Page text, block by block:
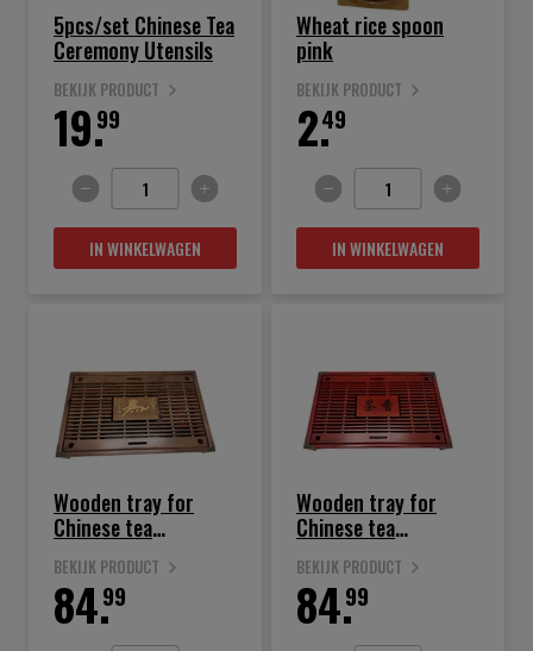
5pcs/set Chinese Tea
Ceremony Utensils
BEKIJK PRODUCT
99
19.
IN WINKELWAGEN
Wheat rice spoon
pink
BEKIJK PRODUCT
49
2.
IN WINKELWAGEN
Wooden tray for
Chinese tea
BEKIJK PRODUCT
99
84.
Wooden tray for
Chinese tea
BEKIJK PRODUCT
99
84.